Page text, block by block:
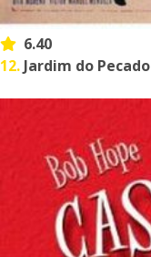
6.40
12. Jardim do Pecado